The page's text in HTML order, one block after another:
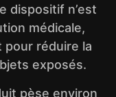
dispositif n’est
médicale,
pour réduire la
exposés.
pèse environ